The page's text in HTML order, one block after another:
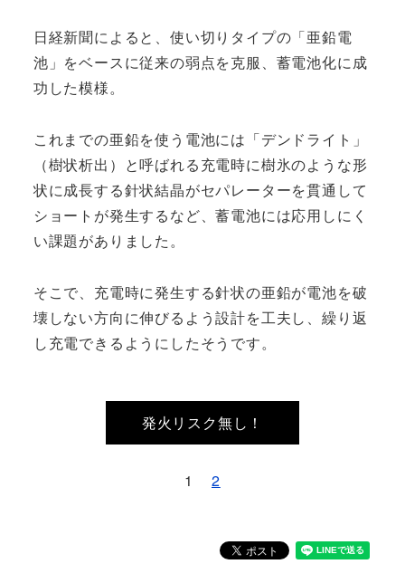
日経新聞によると、使い切りタイプの「亜鉛電
池」をベースに従来の弱点を克服、蓄電池化に成
功した模様。
これまでの亜鉛を使う電池には「デンドライト」
（樹状析出）と呼ばれる充電時に樹氷のような形
状に成長する針状結晶がセパレーターを貫通して
ショートが発生するなど、蓄電池には応用しにく
い課題がありました。
そこで、充電時に発生する針状の亜鉛が電池を破
壊しない方向に伸びるよう設計を工夫し、繰り返
し充電できるようにしたそうです。
発火リスク無し！
1 2